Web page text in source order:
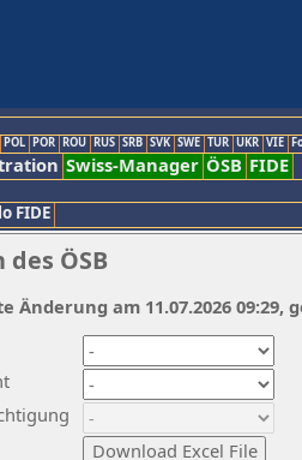
POL POR ROU RUS SRB SVK SWE TUR UKR VIE
Swiss-Manager ÖSB FIDE
FIDE
ÖSB
Änderung am 11.07.2026